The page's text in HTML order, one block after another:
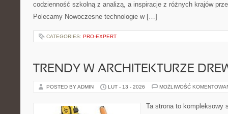
codzienność szkolną z analizą, a inspiracje z różnych krajów
Polecamy Nowoczesne technologie w […]
CATEGORIES: PRO-EXPERT
TRENDY W ARCHITEKTURZE
POSTED BY ADMIN LUT - 13 - 2026 MOŻLIWOŚĆ
Ta strona to kompleksowy